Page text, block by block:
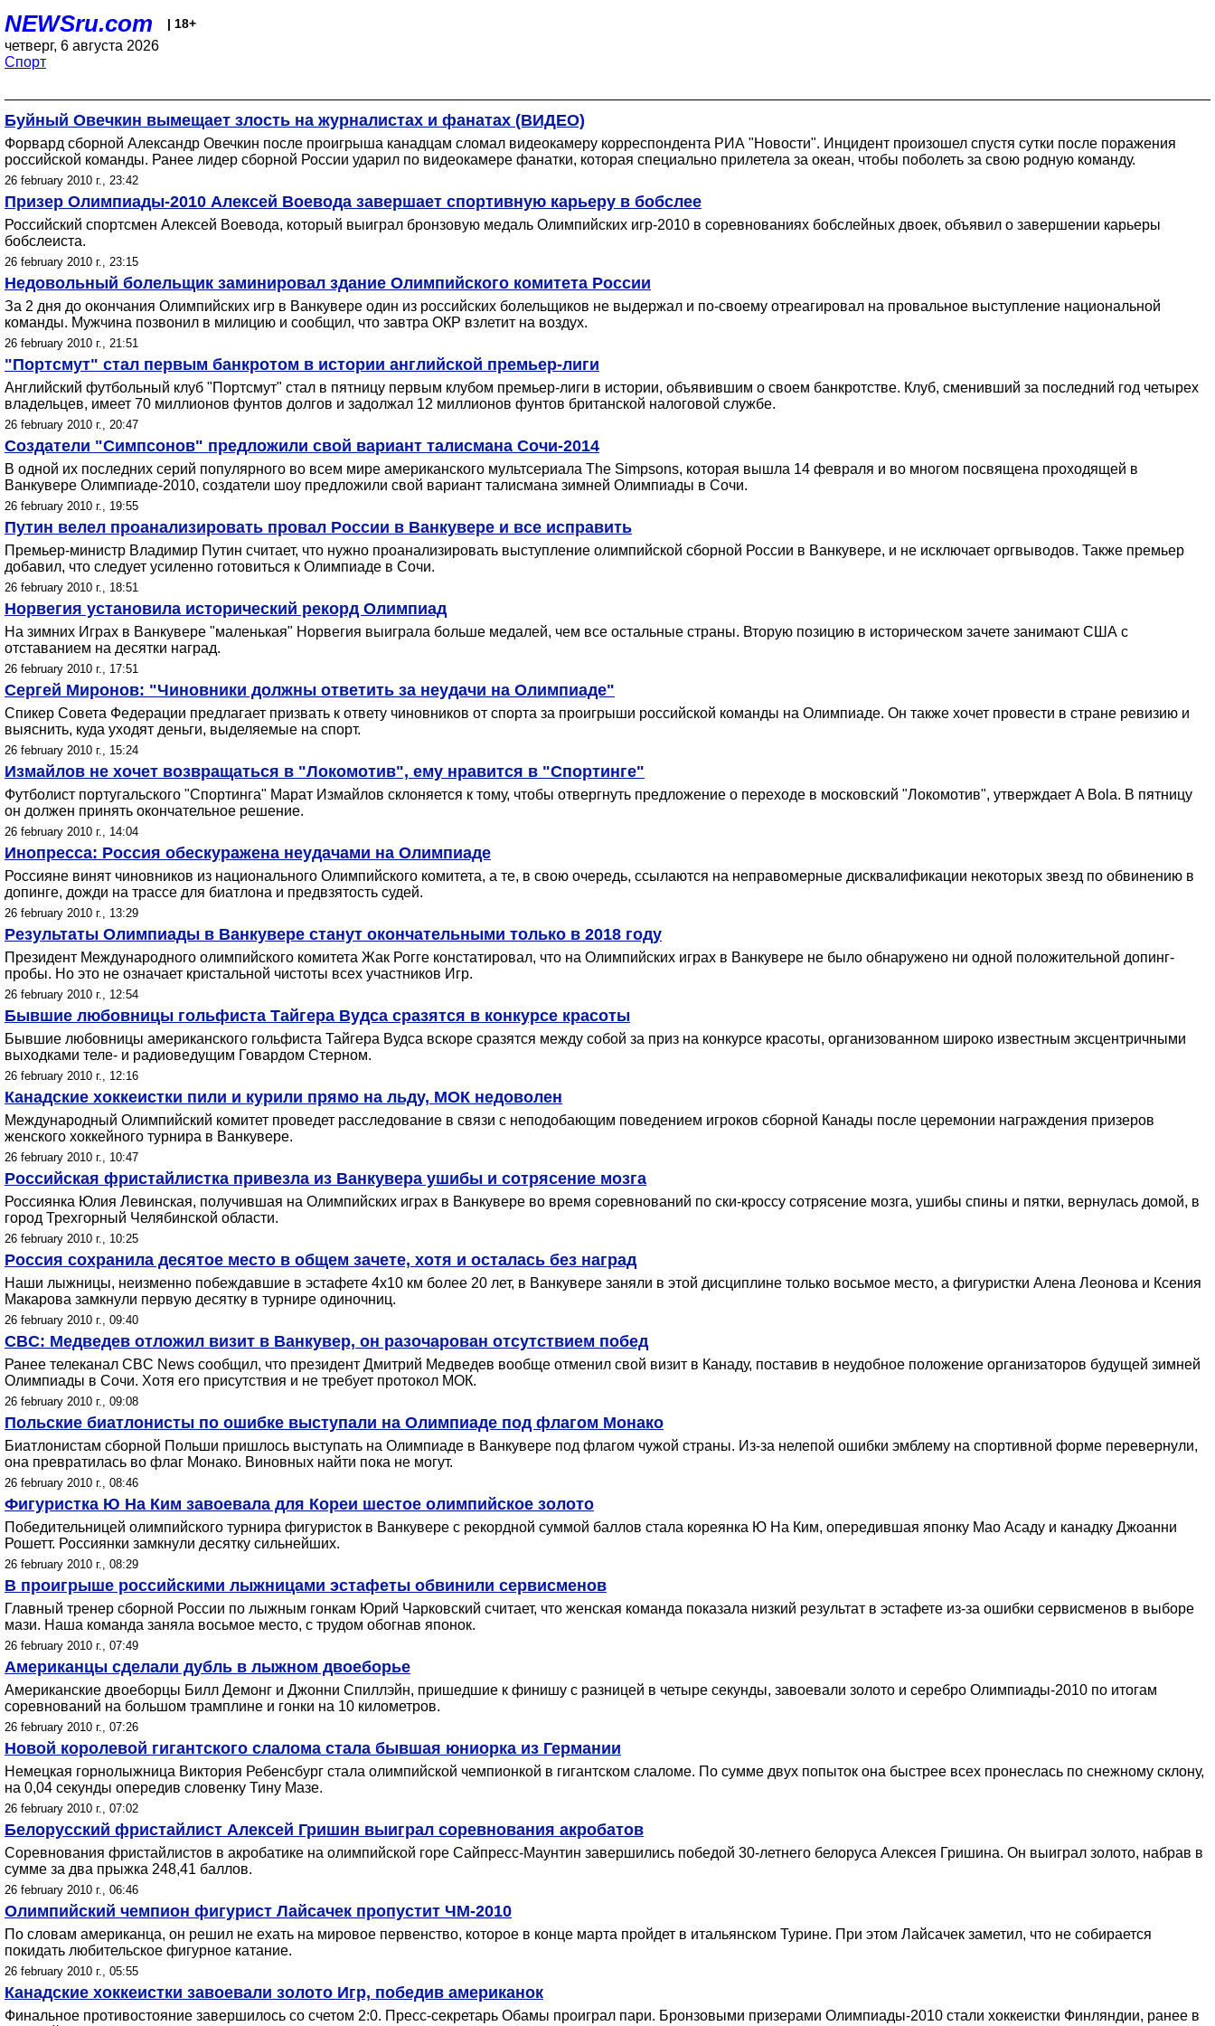
NEWSru.com | 18+
четверг, 6 августа 2026
Спорт
Буйный Овечкин вымещает злость на журналистах и фанатах (ВИДЕО)
Форвард сборной Александр Овечкин после проигрыша канадцам сломал видеокамеру корреспондента РИА "Новости". Инцидент произошел спустя сутки после поражения
российской команды. Ранее лидер сборной России ударил по видеокамере фанатки, которая специально прилетела за океан, чтобы поболеть за свою родную команду.
26 february 2010 г., 23:42
Призер Олимпиады-2010 Алексей Воевода завершает спортивную карьеру в бобслее
Российский спортсмен Алексей Воевода, который выиграл бронзовую медаль Олимпийских игр-2010 в соревнованиях бобслейных двоек, объявил о завершении карьеры
бобслеиста.
26 february 2010 г., 23:15
Недовольный болельщик заминировал здание Олимпийского комитета России
За 2 дня до окончания Олимпийских игр в Ванкувере один из российских болельщиков не выдержал и по-своему отреагировал на провальное выступление национальной
команды. Мужчина позвонил в милицию и сообщил, что завтра ОКР взлетит на воздух.
26 february 2010 г., 21:51
"Портсмут" стал первым банкротом в истории английской премьер-лиги
Английский футбольный клуб "Портсмут" стал в пятницу первым клубом премьер-лиги в истории, объявившим о своем банкротстве. Клуб, сменивший за последний год четырех
владельцев, имеет 70 миллионов фунтов долгов и задолжал 12 миллионов фунтов британской налоговой службе.
26 february 2010 г., 20:47
Создатели "Симпсонов" предложили свой вариант талисмана Сочи-2014
В одной их последних серий популярного во всем мире американского мультсериала The Simpsons, которая вышла 14 февраля и во многом посвящена проходящей в
Ванкувере Олимпиаде-2010, создатели шоу предложили свой вариант талисмана зимней Олимпиады в Сочи.
26 february 2010 г., 19:55
Путин велел проанализировать провал России в Ванкувере и все исправить
Премьер-министр Владимир Путин считает, что нужно проанализировать выступление олимпийской сборной России в Ванкувере, и не исключает оргвыводов. Также премьер
добавил, что следует усиленно готовиться к Олимпиаде в Сочи.
26 february 2010 г., 18:51
Норвегия установила исторический рекорд Олимпиад
На зимних Играх в Ванкувере "маленькая" Норвегия выиграла больше медалей, чем все остальные страны. Вторую позицию в историческом зачете занимают США с
отставанием на десятки наград.
26 february 2010 г., 17:51
Сергей Миронов: "Чиновники должны ответить за неудачи на Олимпиаде"
Спикер Совета Федерации предлагает призвать к ответу чиновников от спорта за проигрыши российской команды на Олимпиаде. Он также хочет провести в стране ревизию и
выяснить, куда уходят деньги, выделяемые на спорт.
26 february 2010 г., 15:24
Измайлов не хочет возвращаться в "Локомотив", ему нравится в "Спортинге"
Футболист португальского "Спортинга" Марат Измайлов склоняется к тому, чтобы отвергнуть предложение о переходе в московский "Локомотив", утверждает A Bola. В пятницу
он должен принять окончательное решение.
26 february 2010 г., 14:04
Инопресса: Россия обескуражена неудачами на Олимпиаде
Россияне винят чиновников из национального Олимпийского комитета, а те, в свою очередь, ссылаются на неправомерные дисквалификации некоторых звезд по обвинению в
допинге, дожди на трассе для биатлона и предвзятость судей.
26 february 2010 г., 13:29
Результаты Олимпиады в Ванкувере станут окончательными только в 2018 году
Президент Международного олимпийского комитета Жак Рогге констатировал, что на Олимпийских играх в Ванкувере не было обнаружено ни одной положительной допинг-
пробы. Но это не означает кристальной чистоты всех участников Игр.
26 february 2010 г., 12:54
Бывшие любовницы гольфиста Тайгера Вудса сразятся в конкурсе красоты
Бывшие любовницы американского гольфиста Тайгера Вудса вскоре сразятся между собой за приз на конкурсе красоты, организованном широко известным эксцентричными
выходками теле- и радиоведущим Говардом Стерном.
26 february 2010 г., 12:16
Канадские хоккеистки пили и курили прямо на льду, МОК недоволен
Международный Олимпийский комитет проведет расследование в связи с неподобающим поведением игроков сборной Канады после церемонии награждения призеров
женского хоккейного турнира в Ванкувере.
26 february 2010 г., 10:47
Российская фристайлистка привезла из Ванкувера ушибы и сотрясение мозга
Россиянка Юлия Левинская, получившая на Олимпийских играх в Ванкувере во время соревнований по ски-кроссу сотрясение мозга, ушибы спины и пятки, вернулась домой, в
город Трехгорный Челябинской области.
26 february 2010 г., 10:25
Россия сохранила десятое место в общем зачете, хотя и осталась без наград
Наши лыжницы, неизменно побеждавшие в эстафете 4х10 км более 20 лет, в Ванкувере заняли в этой дисциплине только восьмое место, а фигуристки Алена Леонова и Ксения
Макарова замкнули первую десятку в турнире одиночниц.
26 february 2010 г., 09:40
CBC: Медведев отложил визит в Ванкувер, он разочарован отсутствием побед
Ранее телеканал CBC News сообщил, что президент Дмитрий Медведев вообще отменил свой визит в Канаду, поставив в неудобное положение организаторов будущей зимней
Олимпиады в Сочи. Хотя его присутствия и не требует протокол МОК.
26 february 2010 г., 09:08
Польские биатлонисты по ошибке выступали на Олимпиаде под флагом Монако
Биатлонистам сборной Польши пришлось выступать на Олимпиаде в Ванкувере под флагом чужой страны. Из-за нелепой ошибки эмблему на спортивной форме перевернули,
она превратилась во флаг Монако. Виновных найти пока не могут.
26 february 2010 г., 08:46
Фигуристка Ю На Ким завоевала для Кореи шестое олимпийское золото
Победительницей олимпийского турнира фигуристок в Ванкувере с рекордной суммой баллов стала кореянка Ю На Ким, опередившая японку Мао Асаду и канадку Джоанни
Рошетт. Россиянки замкнули десятку сильнейших.
26 february 2010 г., 08:29
В проигрыше российскими лыжницами эстафеты обвинили сервисменов
Главный тренер сборной России по лыжным гонкам Юрий Чарковский считает, что женская команда показала низкий результат в эстафете из-за ошибки сервисменов в выборе
мази. Наша команда заняла восьмое место, с трудом обогнав японок.
26 february 2010 г., 07:49
Американцы сделали дубль в лыжном двоеборье
Американские двоеборцы Билл Демонг и Джонни Спиллэйн, пришедшие к финишу с разницей в четыре секунды, завоевали золото и серебро Олимпиады-2010 по итогам
соревнований на большом трамплине и гонки на 10 километров.
26 february 2010 г., 07:26
Новой королевой гигантского слалома стала бывшая юниорка из Германии
Немецкая горнолыжница Виктория Ребенсбург стала олимпийской чемпионкой в гигантском слаломе. По сумме двух попыток она быстрее всех пронеслась по снежному склону,
на 0,04 секунды опередив словенку Тину Мазе.
26 february 2010 г., 07:02
Белорусский фристайлист Алексей Гришин выиграл соревнования акробатов
Соревнования фристайлистов в акробатике на олимпийской горе Сайпресс-Маунтин завершились победой 30-летнего белоруса Алексея Гришина. Он выиграл золото, набрав в
сумме за два прыжка 248,41 баллов.
26 february 2010 г., 06:46
Олимпийский чемпион фигурист Лайсачек пропустит ЧМ-2010
По словам американца, он решил не ехать на мировое первенство, которое в конце марта пройдет в итальянском Турине. При этом Лайсачек заметил, что не собирается
покидать любительское фигурное катание.
26 february 2010 г., 05:55
Канадские хоккеистки завоевали золото Игр, победив американок
Финальное противостояние завершилось со счетом 2:0. Пресс-секретарь Обамы проиграл пари. Бронзовыми призерами Олимпиады-2010 стали хоккеистки Финляндии, ранее в